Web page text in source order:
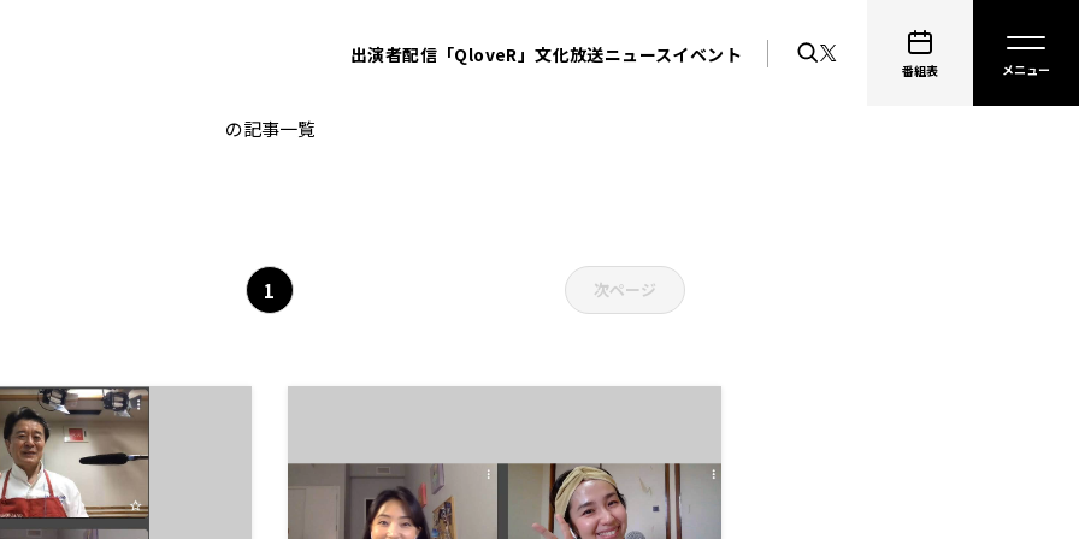
出演者配信「QloveR」文化放送ニュースイベント
番組表
久保純子 My Sweet Home
の記事一覧
1 次ページ